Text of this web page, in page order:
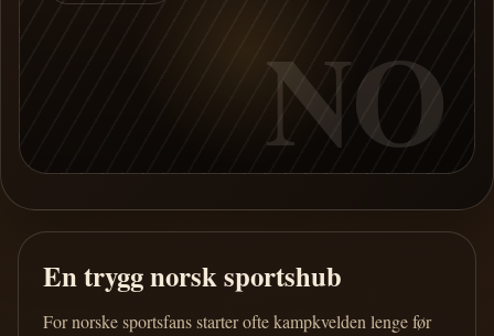
NO
En trygg norsk sportshub
For norske sportsfans starter ofte kampkvelden lenge før